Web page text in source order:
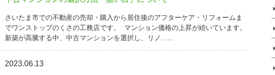
さいたま市での不動産の売却・購入から居住後のアフターケア・リフォームま
でワンストップのくさの工務店です。 マンション価格の上昇が続いています。
新築が高騰する中、中古マンションを選択し、リノ…...
2023.06.13